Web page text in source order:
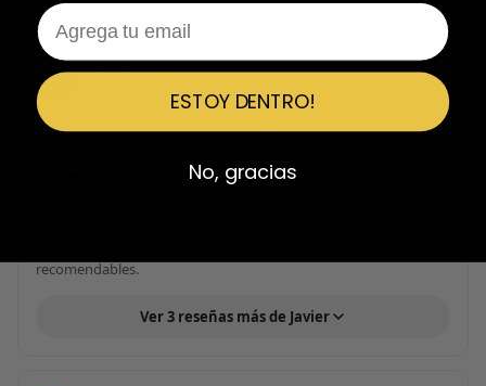
JV Javier Victorio
Reseña en Trustpilot
Perfectos y súper serios y atentos
recomendables.
Ver 3 reseñas más de Javier
Email
ESTOY DENTRO!
No, gracias